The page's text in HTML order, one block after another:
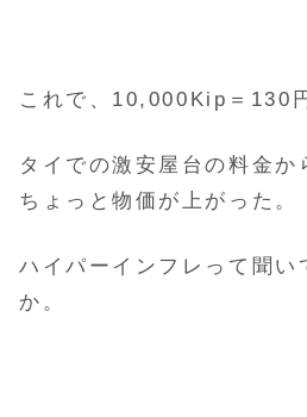
これで、10,000Kip＝130
タイでの激安屋台の料金か
ちょっと物価が上がった。
ハイパーインフレって聞い
か。